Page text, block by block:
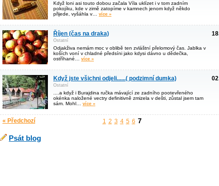
Když loni asi touto dobou začala Víla uklízet i v tom zadním
pokojíku, kde v zimě zatopíme v kamnech jenom když někdo
přijede, vyšáhla v… více »
Říjen (čas na draka)
Ostatní
Odjakživa nemám moc v oblibě ten zvláštní přelomový čas. Jablka v
koších voní v chladné předsíni jako kdysi dávno u dědečka,
ostříhané… více »
Když jste všichni odjeli......( podzimní dumka)
Ostatní
....a když i Burajdina ručka mávající ze zadního pootevřeného
okénka naložené vectry definitivně zmizela v dešti, zůstal jsem tam
sám. Mohl… více »
« Předchozí 1 2 3 4 5 6 7
Psát blog